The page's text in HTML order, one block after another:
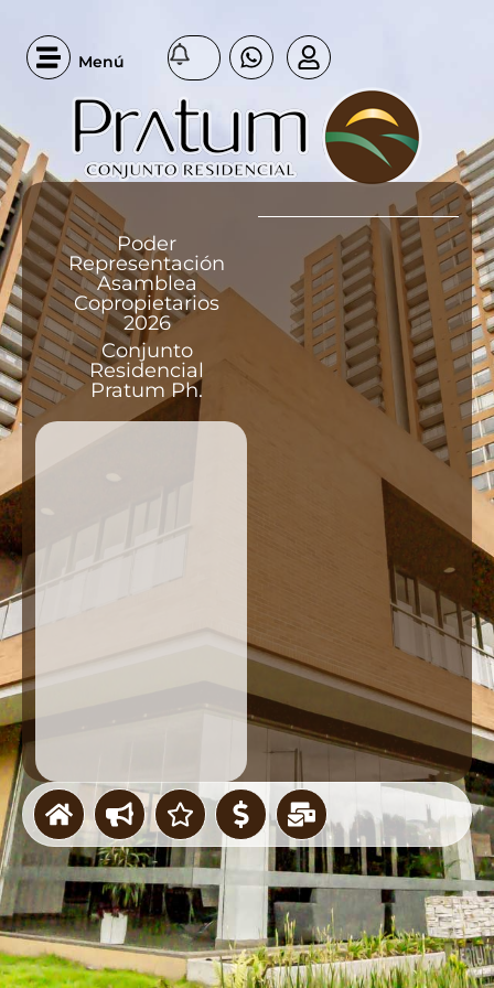
Menú
Poder
Representación
Asamblea
Copropietarios
2026
Conjunto
Residencial
Pratum Ph.